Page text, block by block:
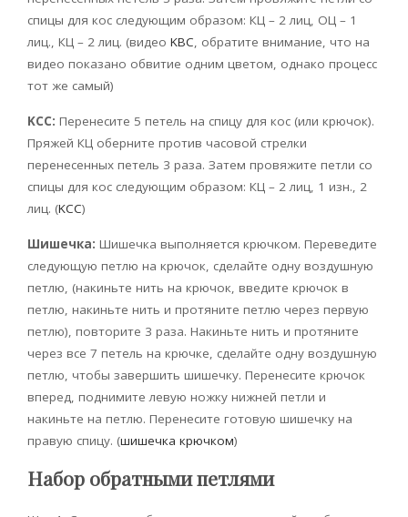
спицы для кос следующим образом: КЦ – 2 лиц, ОЦ – 1
лиц., КЦ – 2 лиц. (видео KBC, обратите внимание, что на
видео показано обвитие одним цветом, однако процесс
тот же самый)
KCC: Перенесите 5 петель на спицу для кос (или крючок).
Пряжей КЦ оберните против часовой стрелки
перенесенных петель 3 раза. Затем провяжите петли со
спицы для кос следующим образом: КЦ – 2 лиц, 1 изн., 2
лиц. (KCC)
Шишечка: Шишечка выполняется крючком. Переведите
следующую петлю на крючок, сделайте одну воздушную
петлю, (накиньте нить на крючок, введите крючок в
петлю, накиньте нить и протяните петлю через первую
петлю), повторите 3 раза. Накиньте нить и протяните
через все 7 петель на крючке, сделайте одну воздушную
петлю, чтобы завершить шишечку. Перенесите крючок
вперед, поднимите левую ножку нижней петли и
накиньте на петлю. Перенесите готовую шишечку на
правую спицу. (шишечка крючком)
Набор обратными петлями